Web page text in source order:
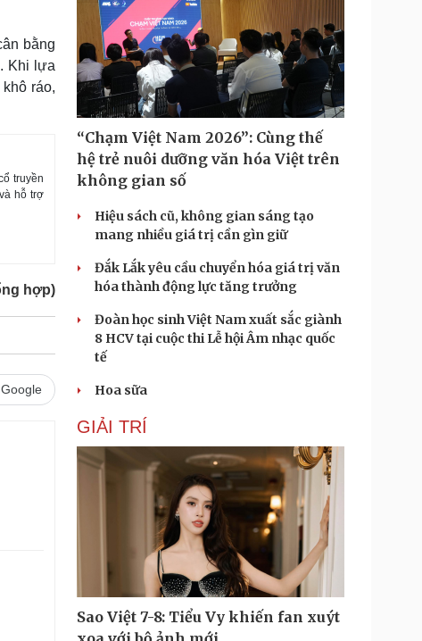
bằng
Khi lựa
ráo,
truyền
hỗ trợ
hợp)
“Chạm Việt Nam 2026”: Cùng thế
hệ trẻ nuôi dưỡng văn hóa Việt trên
không gian số
Hiệu sách cũ, không gian sáng tạo
mang nhiều giá trị cần gìn giữ
Đắk Lắk yêu cầu chuyển hóa giá trị văn
hóa thành động lực tăng trưởng
Đoàn học sinh Việt Nam xuất sắc giành
8 HCV tại cuộc thi Lễ hội Âm nhạc quốc
tế
Hoa sữa
GIẢI TRÍ
Sao Việt 7-8: Tiểu Vy khiến fan xuýt